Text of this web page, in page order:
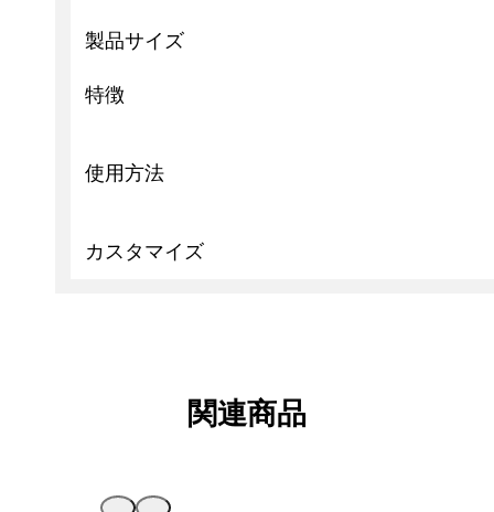
製品サイズ
特徴
使用方法
カスタマイズ
関連商品